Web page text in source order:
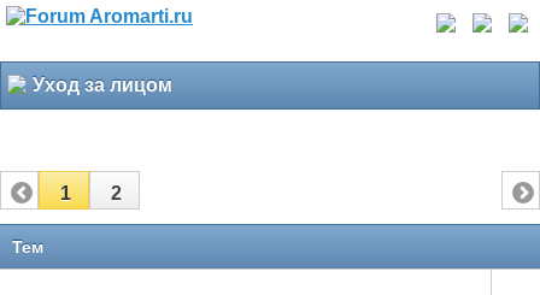
Уход за лицом
1 2
Тем